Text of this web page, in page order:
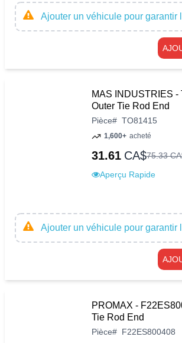
Ajouter un véhicule pour garantir
MAS INDUSTRIES -
Outer Tie Rod End
Pièce# TO81415
1,600+ acheté
31.61 CA$75.33
Aperçu Rapide
Ajouter un véhicule pour garantir
PROMAX -
Tie Rod End
Pièce# F22ES800408